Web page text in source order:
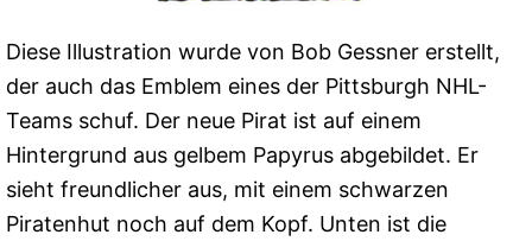
Diese Illustration wurde von Bob Gessner erstellt,
der auch das Emblem eines der Pittsburgh NHL-
Teams schuf. Der neue Pirat ist auf einem
Hintergrund aus gelbem Papyrus abgebildet. Er
sieht freundlicher aus, mit einem schwarzen
Piratenhut noch auf dem Kopf. Unten ist die